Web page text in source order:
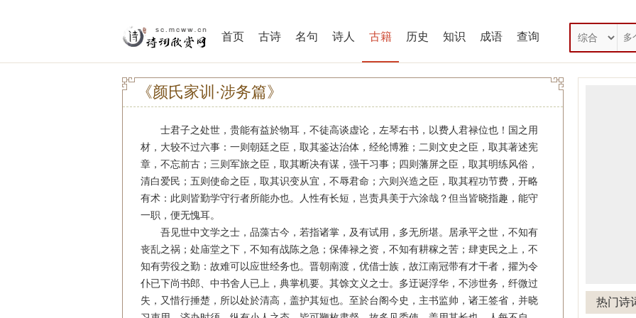
首页 古诗 名句 诗人 古籍 历史 知识 成语 查询
《颜氏家训·涉务篇》
士君子之处世，贵能有益於物耳，不徒高谈虚论，左琴右书，以费人君禄位也！国之用
材，大较不过六事：一则朝廷之臣，取其鉴达治体，经纶博雅；二则文史之臣，取其著述宪
章，不忘前古；三则军旅之臣，取其断决有谋，强干习事；四则藩屏之臣，取其明练风俗，
清白爱民；五则使命之臣，取其识变从宜，不辱君命；六则兴造之臣，取其程功节费，开略
有术：此则皆勤学守行者所能办也。人性有长短，岂责具美于六涂哉？但当皆晓指趣，能守
一职，便无愧耳。
吾见世中文学之士，品藻古今，若指诸掌，及有试用，多无所堪。居承平之世，不知有
丧乱之祸；处庙堂之下，不知有战陈之急；保俸禄之资，不知有耕稼之苦；肆吏民之上，不
知有劳役之勤：故难可以应世经务也。晋朝南渡，优借士族，故江南冠带有才干者，擢为令
仆已下尚书郎、中书舍人已上，典掌机要。其馀文义之士。多迂诞浮华，不涉世务，纤微过
失，又惜行捶楚，所以处於清高，盖护其短也。至於台阁今史，主书监帅，诸王签省，并晓
热门诗